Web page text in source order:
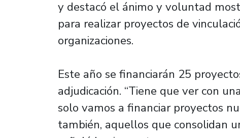
y destacó el ánimo y voluntad
para realizar proyectos de
organizaciones.
Este año se financiarán 25
adjudicación. “Tiene que ver con
solo vamos a financiar proyectos
también, aquellos que consolidan